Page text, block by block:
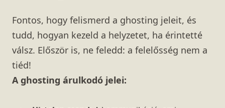
Fontos, hogy felismerd a ghosting jeleit, és
tudd, hogyan kezeld a helyzetet, ha érintetté
válsz. Először is, ne feledd: a felelősség nem a
tiéd!
A ghosting árulkodó jelei: